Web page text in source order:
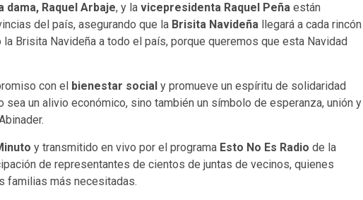
dama, Raquel Arbaje, y la vicepresidenta Raquel Peña están
del país, asegurando que la Brisita Navideña llegará a cada rincón
Brisita Navideña a todo el país, porque queremos que esta Navidad
con el bienestar social y promueve un espíritu de solidaridad
un alivio económico, sino también un símbolo de esperanza, unión y
y transmitido en vivo por el programa Esto No Es Radio de la
de representantes de cientos de juntas de vecinos, quienes
familias más necesitadas.